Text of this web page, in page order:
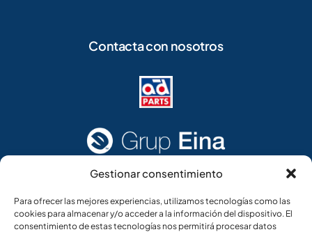
Gestionar consentimiento
Para ofrecer las mejores experiencias, utilizamos tecnologías como las
cookies para almacenar y/o acceder a la información del dispositivo. El
consentimiento de estas tecnologías nos permitirá procesar datos
Contacta con nosotros
Home
Aviso legal